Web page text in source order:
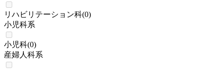
リハビリテーション科(0)
小児科系
小児科(0)
産婦人科系